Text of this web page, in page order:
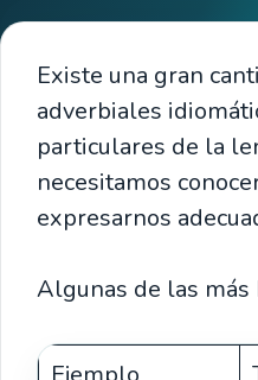
Existe una gran
adverbiales
particulares de la
necesitamos
expresarnos
Algunas de las más